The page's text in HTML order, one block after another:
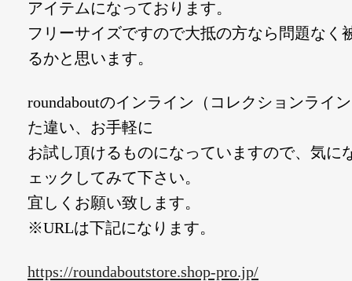
アイテムになっております。
フリーサイズですので大抵の方なら問題なく
るかと思います。
roundaboutのインライン（コレクションライ
た違い、お手軽に
お試し頂けるものになっていますので、気に
ェックしてみて下さい。
宜しくお願い致します。
※URLは下記になります。
https://roundaboutstore.shop-pro.jp/